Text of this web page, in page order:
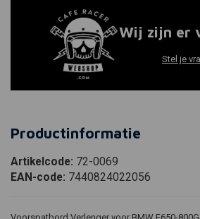
Wij zijn er
Stel je
Productinformatie
Artikelcode: 72-0069
EAN-code: 7440824022056